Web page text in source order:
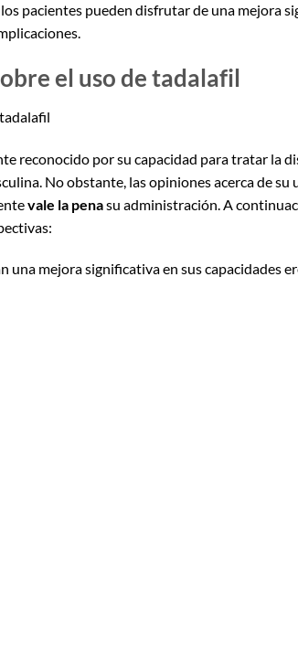
pacientes pueden disfrutar de una mejora
el uso de tadalafil
reconocido por su capacidad para tratar la
No obstante, las opiniones acerca de su
vale la penasu administración. A
una mejora significativa en sus capacidades